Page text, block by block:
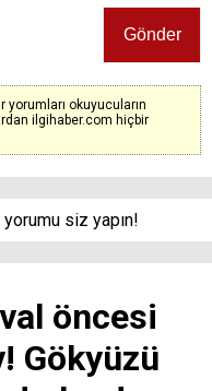
yorumları okuyucuların
ilgihaber.com hiçbir
yorumu siz yapın!
öncesi
Gökyüzü